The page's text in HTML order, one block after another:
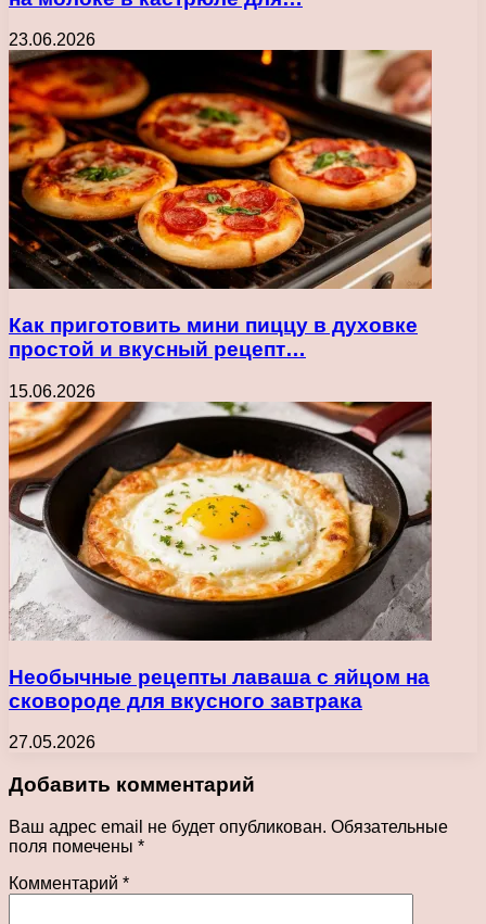
23.06.2026
Как приготовить мини пиццу в духовке
простой и вкусный рецепт…
15.06.2026
Необычные рецепты лаваша с яйцом на
сковороде для вкусного завтрака
27.05.2026
Добавить комментарий
Ваш адрес email не будет опубликован. Обязательные
поля помечены *
Комментарий *